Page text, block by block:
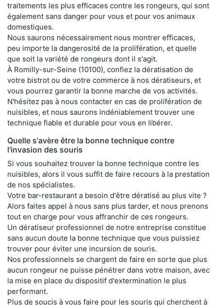
traitements les plus efficaces contre les rongeurs, qui sont
également sans danger pour vous et pour vos animaux
domestiques.
Nous saurons nécessairement nous montrer efficaces,
peu importe la dangerosité de la prolifération, et quelle
que soit la variété de rongeurs dont il s'agit.
À Romilly-sur-Seine (10100), confiez la dératisation de
votre bistrot ou de votre commerce à nos dératiseurs, et
vous pourrez garantir la bonne marche de vos activités.
N'hésitez pas à nous contacter en cas de prolifération de
nuisibles, et nous saurons indéniablement trouver une
technique fiable et durable pour vous en libérer.
Quelle s'avère être la bonne technique contre
l'invasion des souris
Si vous souhaitez trouver la bonne technique contre les
nuisibles, alors il vous suffit de faire recours à la prestation
de nos spécialistes.
Votre bar-restaurant a besoin d'être dératisé au plus vite ?
Alors faites appel à nous sans plus tarder, et nous prenons
tout en charge pour vous affranchir de ces rongeurs.
Un dératiseur professionnel de notre entreprise constitue
sans aucun doute la bonne technique que vous puissiez
trouver pour éviter une incursion de souris.
Nos professionnels se chargent de faire en sorte que plus
aucun rongeur ne puisse pénétrer dans votre maison, avec
la mise en place du dispositif d'extermination le plus
performant.
Plus de soucis à vous faire pour les souris qui cherchent à